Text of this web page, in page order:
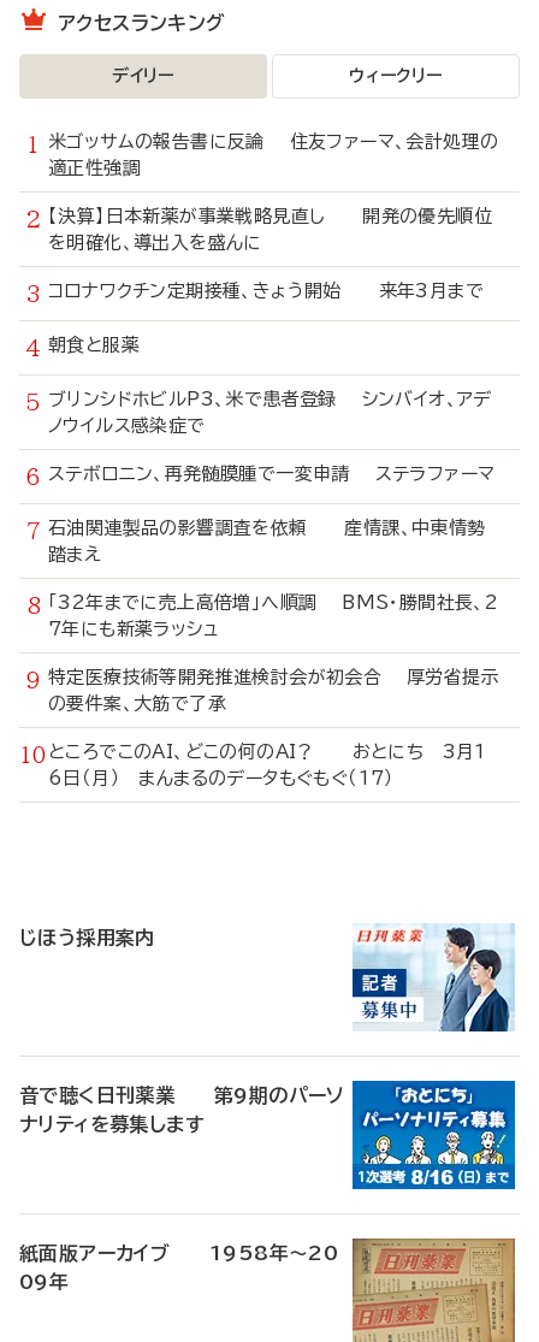
アクセスランキング
デイリー ウィークリー
米ゴッサムの報告書に反論 住友ファーマ、会計処理の
適正性強調
【決算】日本新薬が事業戦略見直し 開発の優先順位
を明確化、導出入を盛んに
コロナワクチン定期接種、きょう開始 来年3月まで
朝食と服薬
ブリンシドホビルP3、米で患者登録 シンバイオ、アデ
ノウイルス感染症で
ステボロニン、再発髄膜腫で一変申請 ステラファーマ
石油関連製品の影響調査を依頼 産情課、中東情勢
踏まえ
「32年までに売上高倍増」へ順調 BMS・勝間社長、2
7年にも新薬ラッシュ
特定医療技術等開発推進検討会が初会合 厚労省提示
の要件案、大筋で了承
ところでこのAI、どこの何のAI？ おとにち 3月1
6日（月） まんまるのデータもぐもぐ（17）
じほう採用案内
音で聴く日刊薬業 第9期のパーソ
ナリティを募集します
紙面版アーカイブ 1958年～20
09年